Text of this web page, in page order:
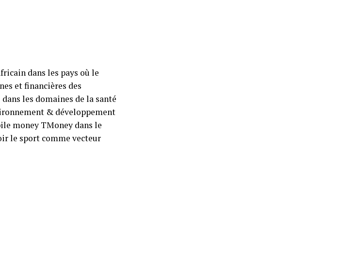
dans les pays où le
et financières des
les domaines de la santé
& développement
money TMoney dans le
le sport comme vecteur